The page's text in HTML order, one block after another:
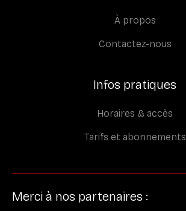
À propos
Contactez-nous
Infos pratiques
Horaires & accès
Tarifs et abonnements
Merci à nos partenaires :